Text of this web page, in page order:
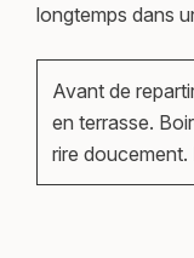
longtemps dans
Avant de
en terrasse.
rire